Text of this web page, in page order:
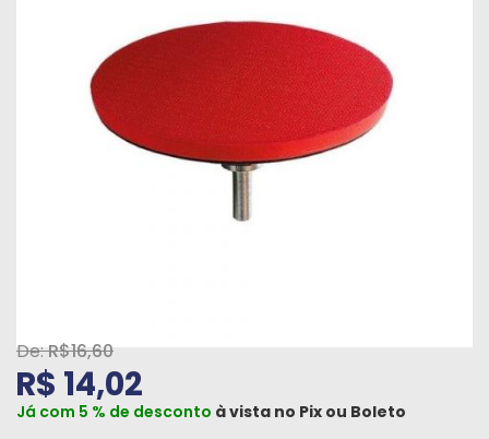
Máquinas
Iluminação
Materiais
Hidráulicos
e
Pneumáticos
R$16,60
R$ 14,02
Já com 5 % de desconto à vista no Pix ou Boleto